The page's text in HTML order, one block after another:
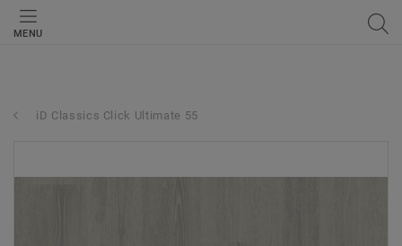
MENU
iD Classics Click Ultimate 55